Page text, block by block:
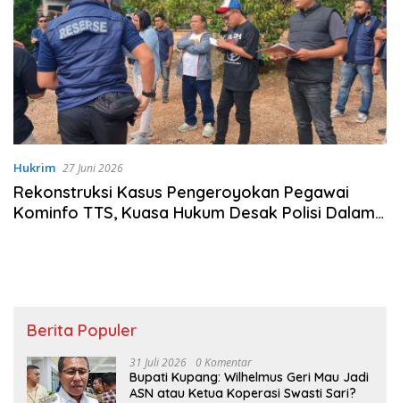
Hukrim 27 Juni 2026
Rekonstruksi Kasus Pengeroyokan Pegawai
Kominfo TTS, Kuasa Hukum Desak Polisi Dalami
Berita Populer
31 Juli 2026 0 Komentar
Bupati Kupang: Wilhelmus Geri Mau Jadi
ASN atau Ketua Koperasi Swasti Sari?